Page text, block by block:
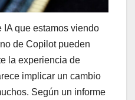
IA que estamos viendo
de Copilot pueden
la experiencia de
implicar un cambio
Según un informe